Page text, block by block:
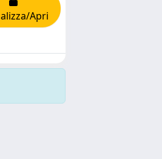
Apri